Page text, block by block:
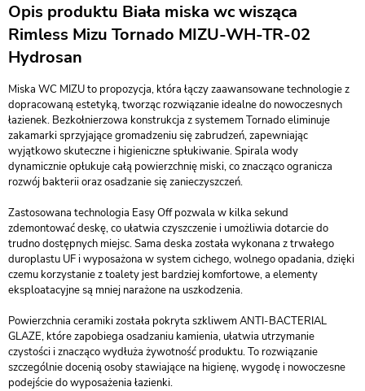
Opis produktu Biała miska wc wisząca
Rimless Mizu Tornado MIZU-WH-TR-02
Hydrosan
Miska WC MIZU to propozycja, która łączy zaawansowane technologie z
dopracowaną estetyką, tworząc rozwiązanie idealne do nowoczesnych
łazienek. Bezkołnierzowa konstrukcja z systemem Tornado eliminuje
zakamarki sprzyjające gromadzeniu się zabrudzeń, zapewniając
wyjątkowo skuteczne i higieniczne spłukiwanie. Spirala wody
dynamicznie opłukuje całą powierzchnię miski, co znacząco ogranicza
rozwój bakterii oraz osadzanie się zanieczyszczeń.
Zastosowana technologia Easy Off pozwala w kilka sekund
zdemontować deskę, co ułatwia czyszczenie i umożliwia dotarcie do
trudno dostępnych miejsc. Sama deska została wykonana z trwałego
duroplastu UF i wyposażona w system cichego, wolnego opadania, dzięki
czemu korzystanie z toalety jest bardziej komfortowe, a elementy
eksploatacyjne są mniej narażone na uszkodzenia.
Powierzchnia ceramiki została pokryta szkliwem ANTI-BACTERIAL
GLAZE, które zapobiega osadzaniu kamienia, ułatwia utrzymanie
czystości i znacząco wydłuża żywotność produktu. To rozwiązanie
szczególnie docenią osoby stawiające na higienę, wygodę i nowoczesne
podejście do wyposażenia łazienki.